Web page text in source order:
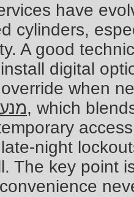
have
cylinders,
A good
digital
when
, which
night
The key point